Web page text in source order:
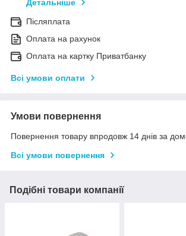
Детальніше
Післяплата
Оплата на рахунок
Оплата на картку Приватбанку
Всі умови оплати
Умови повернення
Повернення товару впродовж 14 днів за
Всі умови повернення
Подібні товари компанії